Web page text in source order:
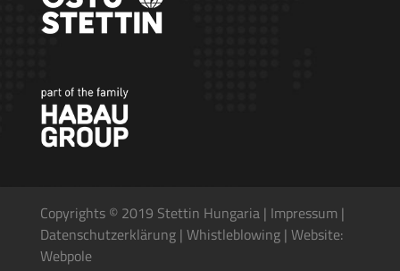
Copyrights © 2019 Stettin Hungaria | Impressum |
Datenschutzerklärung| Whistleblowing| Website:
Webpole